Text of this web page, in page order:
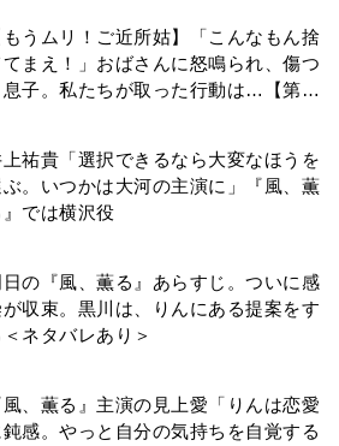
もうムリ！ご近所姑】「こんなもん捨
まえ！」おばさんに怒鳴られ、傷つ
息子。私たちが取った行動は…【第3
祐貴「選択できるなら大変なほうを
。いつかは大河の主演に」『風、薫
』では横沢役
日の『風、薫る』あらすじ。ついに感
収束。黒川は、りんにある提案をす
＜ネタバレあり＞
風、薫る』主演の見上愛「りんは恋愛
鈍感。やっと自分の気持ちを自覚する